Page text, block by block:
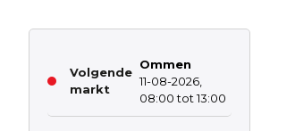
Volgende
markt
Ommen
11-08-2026,
08:00 tot 13:00